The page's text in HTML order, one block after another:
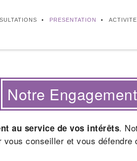
PRESENTATION
Notre Engagement
au service de vos intérêts.
vous conseiller et vous défendre